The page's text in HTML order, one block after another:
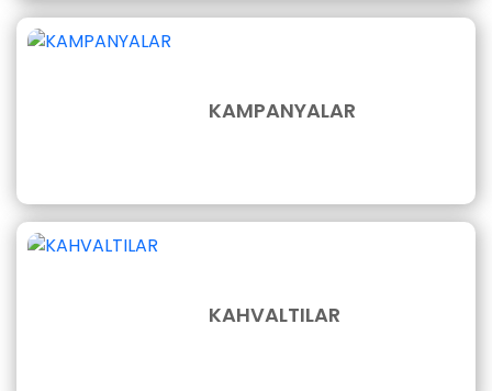
KAMPANYALAR
KAHVALTILAR